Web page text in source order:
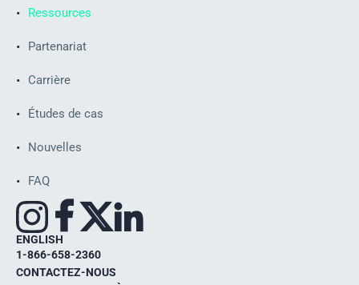
Ressources
Partenariat
Carrière
Études de cas
Nouvelles
FAQ
ENGLISH
1-866-658-2360
CONTACTEZ-NOUS